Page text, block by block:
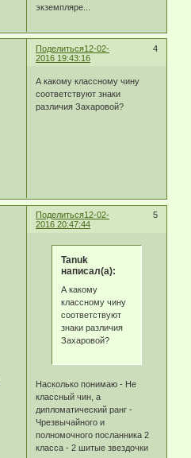
экземпляре...
Поделиться 4
12-02-
2016 19:43:16
А какому классному чину
соответствуют знаки
различия Захаровой?
Поделиться 5
12-02-
2016 20:47:44
Tanuk
написал(а):
А какому
классному чину
соответствуют
знаки различия
Захаровой?
Насколько понимаю - Не
классный чин, а
дипломатический ранг -
Чрезвычайного и
полномочного посланника 2
класса - 2 шитые звездочки